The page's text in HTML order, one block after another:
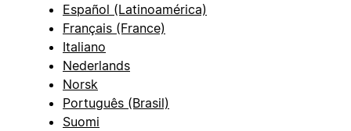
Español (Latinoamérica)
Français (France)
Italiano
Nederlands
Norsk
Português (Brasil)
Suomi